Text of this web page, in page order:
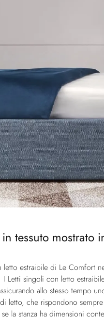
tessuto mostrato
estraibile di Le Comfort
Letti singoli con letto
allo stesso tempo
letto, che rispondono
la stanza ha dimensioni